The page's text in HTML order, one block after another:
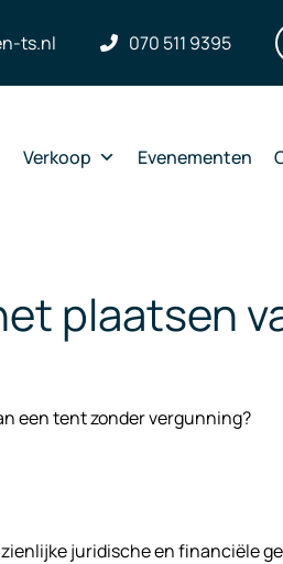
ts.nl 070 511 9395
Verkoop Evenementen
plaatsen
een tent zonder vergunning?
juridische en financiële